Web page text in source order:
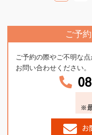
ご予
ご予約の際やご不明な
お問い合わせください。
※
お